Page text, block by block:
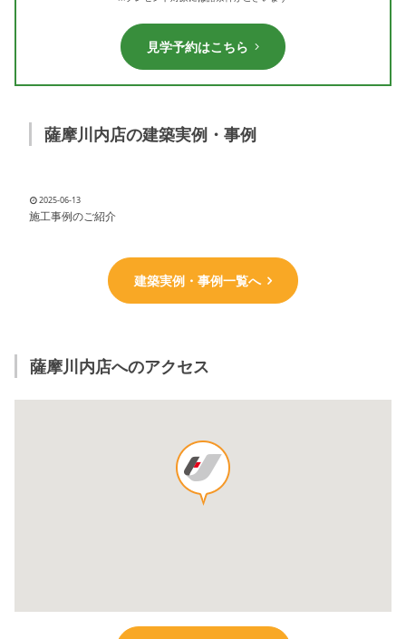
見学予約はこちら
薩摩川内店の建築実例・事例
2025-06-13
施工事例のご紹介
建築実例・事例一覧へ
薩摩川内店へのアクセス